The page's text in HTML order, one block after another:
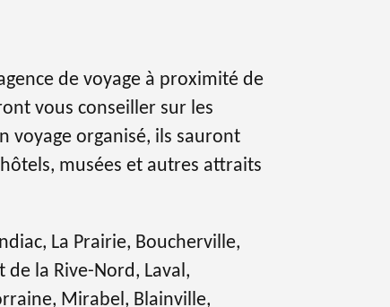
de voyage à proximité de
vous conseiller sur les
voyage organisé, ils sauront
musées et autres attraits
La Prairie, Boucherville,
de la Rive-Nord, Laval,
Mirabel, Blainville,